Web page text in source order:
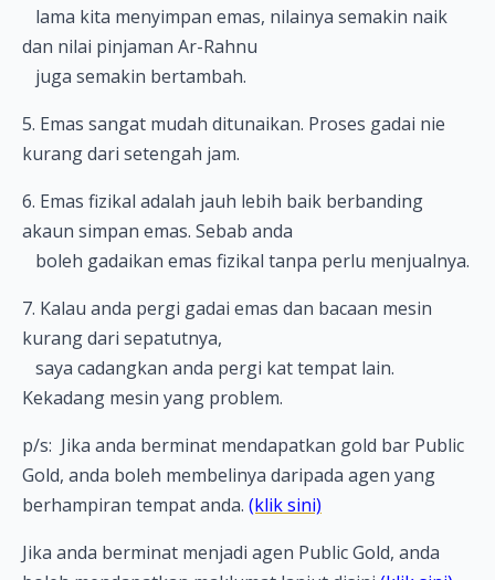
lama kita menyimpan emas, nilainya semakin naik
dan nilai pinjaman Ar-Rahnu
juga semakin bertambah.
5. Emas sangat mudah ditunaikan. Proses gadai nie
kurang dari setengah jam.
6. Emas fizikal adalah jauh lebih baik berbanding
akaun simpan emas. Sebab anda
boleh gadaikan emas fizikal tanpa perlu menjualnya.
7. Kalau anda pergi gadai emas dan bacaan mesin
kurang dari sepatutnya,
saya cadangkan anda pergi kat tempat lain.
Kekadang mesin yang problem.
p/s: Jika anda berminat mendapatkan gold bar Public
Gold, anda boleh membelinya daripada agen yang
berhampiran tempat anda. (klik sini)
Jika anda berminat menjadi agen Public Gold, anda